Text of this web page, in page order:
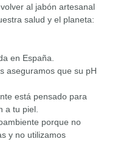
al jabón artesanal
salud y el planeta:
en España.
aseguramos que su pH
está pensado para
a tu piel.
porque no
y no utilizamos